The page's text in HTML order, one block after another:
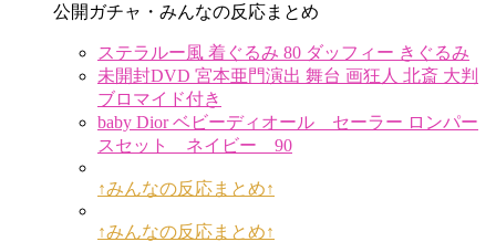
公開ガチャ・みんなの反応まとめ
ステラルー風 着ぐるみ 80 ダッフィー きぐるみ
未開封DVD 宮本亜門演出 舞台 画狂人 北斎 大判
ブロマイド付き
baby Dior ベビーディオール セーラー ロンパー
スセット ネイビー 90
↑みんなの反応まとめ↑
↑みんなの反応まとめ↑